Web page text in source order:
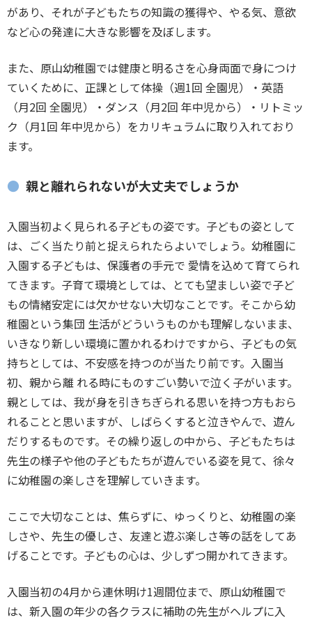
があり、それが子どもたちの知識の獲得や、やる気、意欲
など心の発達に大きな影響を及ぼします。
また、原山幼稚園では健康と明るさを心身両面で身につけ
ていくために、正課として体操（週1回 全園児）・英語
（月2回 全園児）・ダンス（月2回 年中児から）・リトミッ
ク（月1回 年中児から）をカリキュラムに取り入れており
ます。
親と離れられないが大丈夫でしょうか
入園当初よく見られる子どもの姿です。子どもの姿として
は、ごく当たり前と捉えられたらよいでしょう。幼稚園に
入園する子どもは、保護者の手元で 愛情を込めて育てられ
てきます。子育て環境としては、とても望ましい姿で子ど
もの情緒安定には欠かせない大切なことです。そこから幼
稚園という集団 生活がどういうものかも理解しないまま、
いきなり新しい環境に置かれるわけですから、子どもの気
持ちとしては、不安感を持つのが当たり前です。入園当
初、親から離 れる時にものすごい勢いで泣く子がいます。
親としては、我が身を引きちぎられる思いを持つ方もおら
れることと思いますが、しばらくすると泣きやんで、遊ん
だりするものです。その繰り返しの中から、子どもたちは
先生の様子や他の子どもたちが遊んでいる姿を見て、徐々
に幼稚園の楽しさを理解していきます。
ここで大切なことは、焦らずに、ゆっくりと、幼稚園の楽
しさや、先生の優しさ、友達と遊ぶ楽しさ等の話をしてあ
げることです。子どもの心は、少しずつ開かれてきます。
入園当初の4月から連休明け1週間位まで、原山幼稚園で
は、新入園の年少の各クラスに補助の先生がヘルプに入